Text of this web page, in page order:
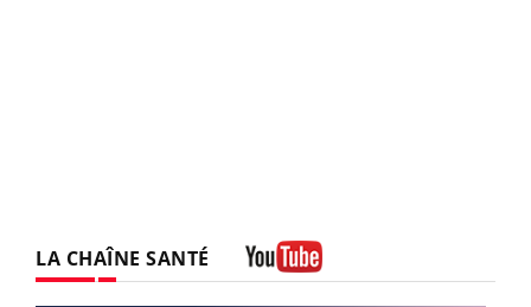
LA CHAÎNE SANTÉ